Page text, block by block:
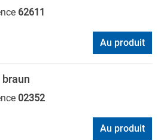
62611
Au produit
02352
Au produit